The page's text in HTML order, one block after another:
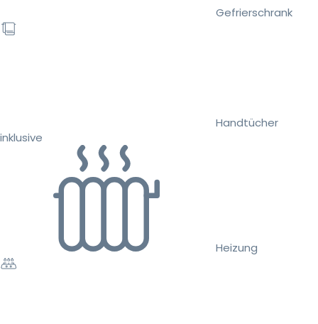
Gefrierschrank
Handtücher
inklusive
Heizung